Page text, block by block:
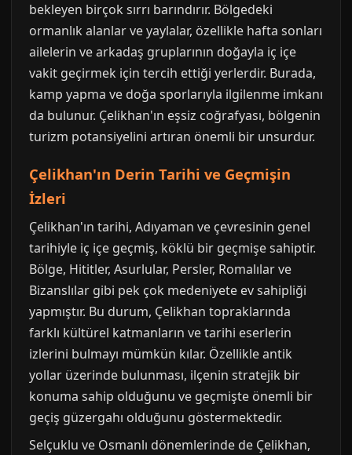
bekleyen birçok sırrı barındırır. Bölgedeki
ormanlık alanlar ve yaylalar, özellikle hafta sonları
ailelerin ve arkadaş gruplarının doğayla iç içe
vakit geçirmek için tercih ettiği yerlerdir. Burada,
kamp yapma ve doğa sporlarıyla ilgilenme imkanı
da bulunur. Çelikhan'ın eşsiz coğrafyası, bölgenin
turizm potansiyelini artıran önemli bir unsurdur.
Çelikhan'ın Derin Tarihi ve Geçmişin
İzleri
Çelikhan'ın tarihi, Adıyaman ve çevresinin genel
tarihiyle iç içe geçmiş, köklü bir geçmişe sahiptir.
Bölge, Hititler, Asurlular, Persler, Romalılar ve
Bizanslılar gibi pek çok medeniyete ev sahipliği
yapmıştır. Bu durum, Çelikhan topraklarında
farklı kültürel katmanların ve tarihi eserlerin
izlerini bulmayı mümkün kılar. Özellikle antik
yollar üzerinde bulunması, ilçenin stratejik bir
konuma sahip olduğunu ve geçmişte önemli bir
geçiş güzergahı olduğunu göstermektedir.
Selçuklu ve Osmanlı dönemlerinde de Çelikhan,